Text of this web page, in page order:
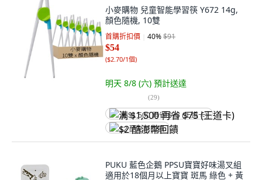
小麥購物 兒童智能學習筷 Y672 14g,
顏色隨機, 10雙
首購折扣價 40%$91
$54
($2.70/1個)
明天 8/8 (六) 預計送達
(29)
满 $1,500 再省 $75 (王道卡)
$2 酷澎幣回饋
PUKU 藍色企鵝 PPSU寶寶好味湯叉組
適用於18個月以上寶寶 斑馬 綠色 + 黃